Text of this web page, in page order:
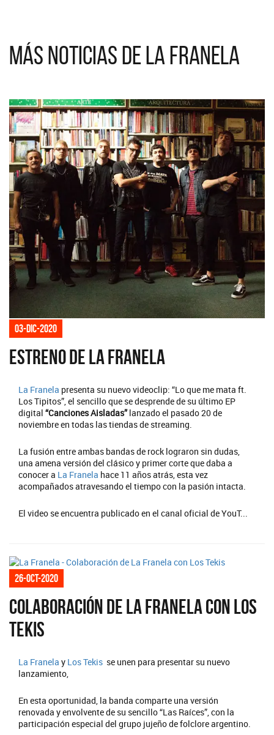
Más noticias de La Franela
03-dic-2020
Estreno de La Franela
La Franela presenta su nuevo videoclip: “Lo que me mata ft.
Los Tipitos”, el sencillo que se desprende de su último EP
digital “Canciones Aisladas”lanzado el pasado 20 de
noviembre en todas las tiendas de streaming.
La fusión entre ambas bandas de rock lograron sin dudas,
una amena versión del clásico y primer corte que daba a
conocer a La Franela hace 11 años atrás, esta vez
acompañados atravesando el tiempo con la pasión intacta.
El video se encuentra publicado en el canal oficial de YouT...
26-oct-2020
Colaboración de La Franela con Los
Tekis
La Franela y Los Tekis se unen para presentar su nuevo
lanzamiento,
En esta oportunidad, la banda comparte una versión
renovada y envolvente de su sencillo “Las Raíces”, con la
participación especial del grupo jujeño de folclore argentino.